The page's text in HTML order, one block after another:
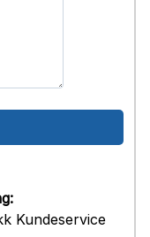
Kundeservice